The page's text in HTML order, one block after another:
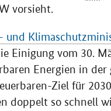
vorsieht.
und
Einigung vom 30.
Energien in
Ziel für
doppelt so schnell